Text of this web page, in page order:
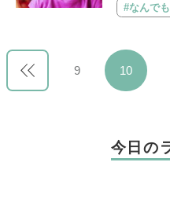
#なんで
9 10
今日の